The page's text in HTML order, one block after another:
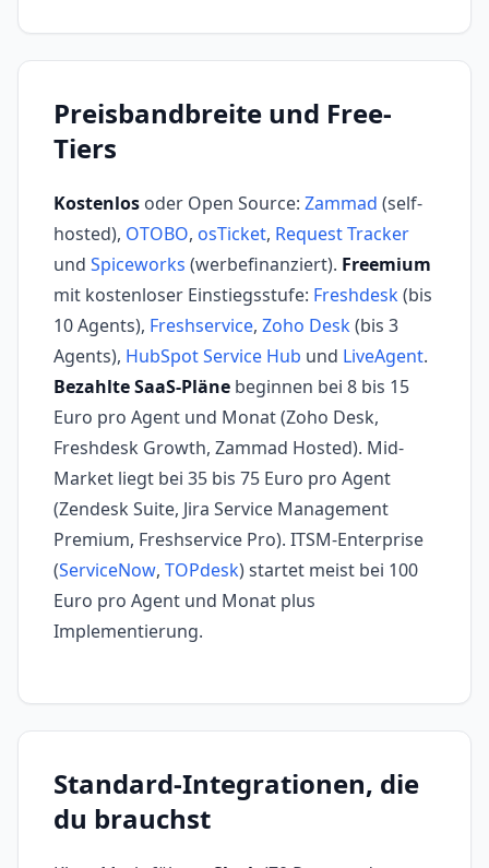
Preisbandbreite und Free-
Tiers
Kostenlos oder Open Source: Zammad (self-
hosted), OTOBO, osTicket, Request Tracker
und Spiceworks (werbefinanziert). Freemium
mit kostenloser Einstiegsstufe: Freshdesk(bis
10 Agents), Freshservice, Zoho Desk(bis 3
Agents), HubSpot Service Hub und LiveAgent.
Bezahlte SaaS-Pläne beginnen bei 8 bis 15
Euro pro Agent und Monat (Zoho Desk,
Freshdesk Growth, Zammad Hosted). Mid-
Market liegt bei 35 bis 75 Euro pro Agent
(Zendesk Suite, Jira Service Management
Premium, Freshservice Pro). ITSM-Enterprise
(ServiceNow, TOPdesk) startet meist bei 100
Euro pro Agent und Monat plus
Implementierung.
Standard-Integrationen, die
du brauchst